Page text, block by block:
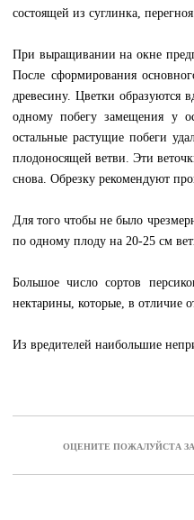
состоящей из суглинка,
При выращивании на окне
После сформирования
древесину. Цветки
одному побегу замещения у
остальные растущие побеги
плодоносящей ветви. Эти
снова. Обрезку рекомендуют
Для того чтобы не было
по одному плоду на 20-25 см
Большое число сортов
нектарины, которые, в отличие
Из вредителей наибольшие
ОЦЕНИТЕ ПОЖАЛУЙСТА